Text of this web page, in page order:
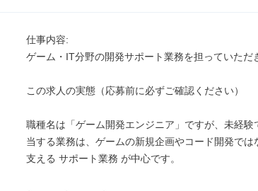
仕事内容:
ゲーム・IT分野の開発サポート業務を担っていただ
この求人の実態（応募前に必ずご確認ください）
職種名は「ゲーム開発エンジニア」ですが、未経験
当する業務は、ゲームの新規企画やコード開発で
支える サポート業務 が中心です。